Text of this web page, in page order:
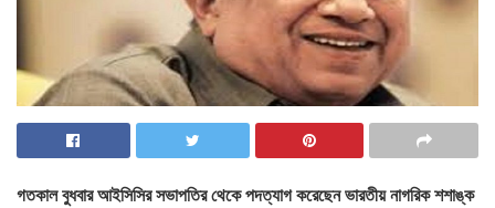
গতকাল বুধবার আইসিসির সভাপতির থেকে পদত্যাগ করেছেন ভারতীয় নাগরিক শশাঙ্ক